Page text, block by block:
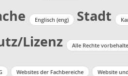
Englisch (eng) Stadt
Lizenz Alle Rechte
Websites der Fachbereiche Website